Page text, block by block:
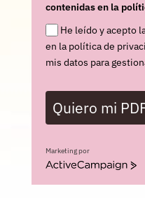
contenidas en la
He leído y acepto
en la política de
mis datos para
Quiero mi
Marketing por
ActiveCampaign